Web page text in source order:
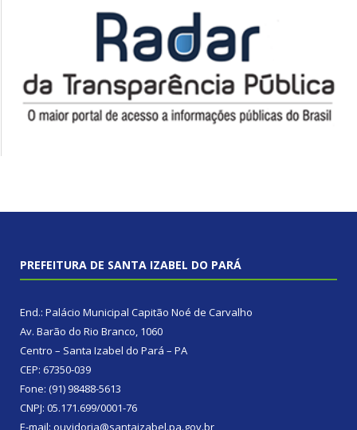
PREFEITURA DE SANTA IZABEL DO PARÁ
End.: Palácio Municipal Capitão Noé de Carvalho
Av. Barão do Rio Branco, 1060
Centro – Santa Izabel do Pará – PA
CEP: 67350-039
Fone: (91) 98488-5613
CNPJ: 05.171.699/0001-76
E-mail: ouvidoria@santaizabel.pa.gov.br